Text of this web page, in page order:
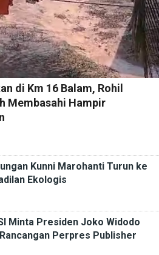
di Km 16 Balam, Rohil
Membasahi Hampir
Kunni Marohanti Turun ke
Ekologis
Minta Presiden Joko Widodo
Perpres Publisher